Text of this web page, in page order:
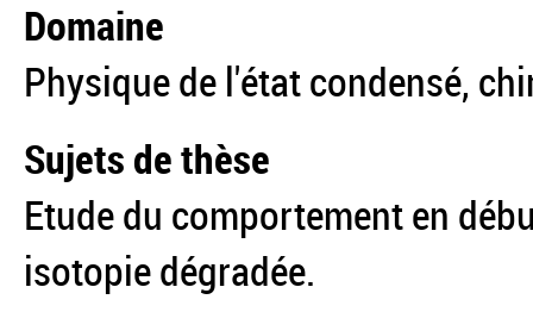
Domaine
Physique de l'état condensé,
Sujets de thèse
Etude du comportement en
isotopie dégradée.